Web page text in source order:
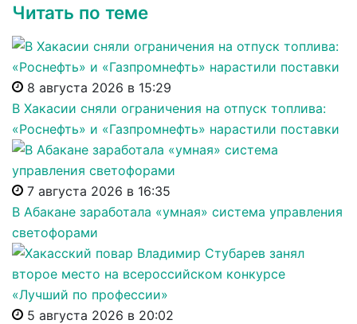
Читать по теме
8 августа 2026 в 15:29
В Хакасии сняли ограничения на отпуск топлива:
«Роснефть» и «Газпромнефть» нарастили поставки
7 августа 2026 в 16:35
В Абакане заработала «умная» система управления
светофорами
5 августа 2026 в 20:02